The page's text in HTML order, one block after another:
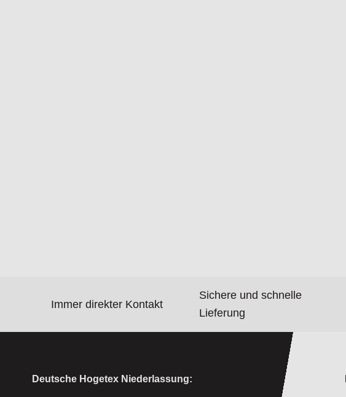
Immer direkter Kontakt
Sichere und schnelle
Lieferung
Deutsche Hogetex Niederlassung: